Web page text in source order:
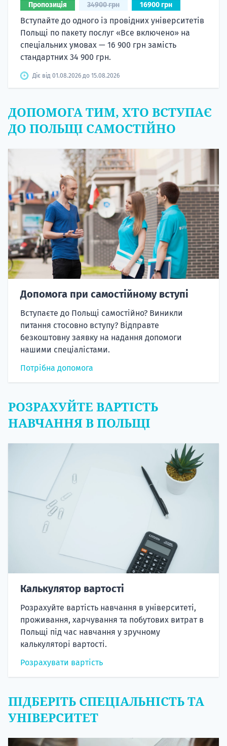
Пропозиція 34900 грн 16900 грн
Вступайте до одного із провідних університетів
Польщі по пакету послуг «Все включено» на
спеціальних умовах — 16 900 грн замість
стандартних 34 900 грн.
Діє від 01.08.2026 до 15.08.2026
ДОПОМОГА ТИМ, ХТО ВСТУПАЄ
ДО ПОЛЬЩІ САМОСТІЙНО
Допомога при самостійному вступі
Вступаєте до Польщі самостійно? Виникли
питання стосовно вступу? Відправте
безкоштовну заявку на надання допомоги
нашими спеціалістами.
Потрібна допомога
РОЗРАХУЙТЕ ВАРТІСТЬ
НАВЧАННЯ В ПОЛЬЩІ
Калькулятор вартості
Розрахуйте вартість навчання в університеті,
проживання, харчування та побутових витрат в
Польщі під час навчання у зручному
калькуляторі вартості.
Розрахувати вартість
ПІДБЕРІТЬ СПЕЦІАЛЬНІСТЬ ТА
УНІВЕРСИТЕТ